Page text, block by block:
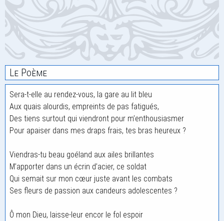
Le Poème
Sera-t-elle au rendez-vous, la gare au lit bleu
Aux quais alourdis, empreints de pas fatigués,
Des tiens surtout qui viendront pour m’enthousiasmer
Pour apaiser dans mes draps frais, tes bras heureux ?
Viendras-tu beau goéland aux ailes brillantes
M’apporter dans un écrin d’acier, ce soldat
Qui semait sur mon cœur juste avant les combats
Ses fleurs de passion aux candeurs adolescentes ?
Ô mon Dieu, laisse-leur encor le fol espoir